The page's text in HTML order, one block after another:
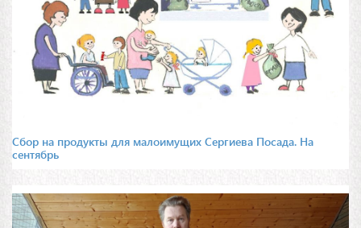
Сбор на продукты для малоимущих Сергиева Посада. На
сентябрь